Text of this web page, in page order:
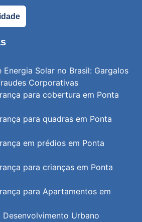
Energia Solar no Brasil: Gargalos
Corporativas
para cobertura em Ponta
para quadras em Ponta
em prédios em Ponta
para crianças em Ponta
para Apartamentos em
Desenvolvimento Urbano